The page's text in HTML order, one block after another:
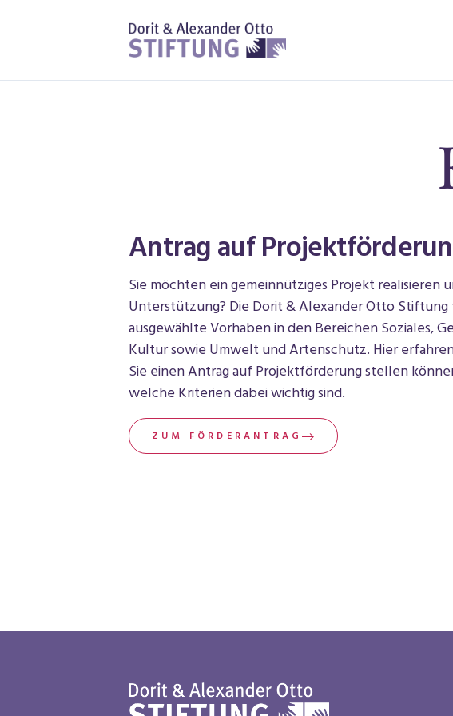
Antrag auf
Sie möchten ein gemeinnütziges Projekt realisieren
Unterstützung? Die Dorit & Alexander Otto
ausgewählte Vorhaben in den Bereichen Soziales,
Kultur sowie Umwelt und Artenschutz. Hier
Sie einen Antrag auf Projektförderung stellen
welche Kriterien dabei wichtig sind.
ZUM FÖRDERANTRAG